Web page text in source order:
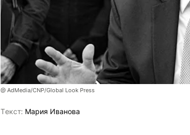
@ AdMedia/CNP/Global Look Press
Tекст: Мария Иванова